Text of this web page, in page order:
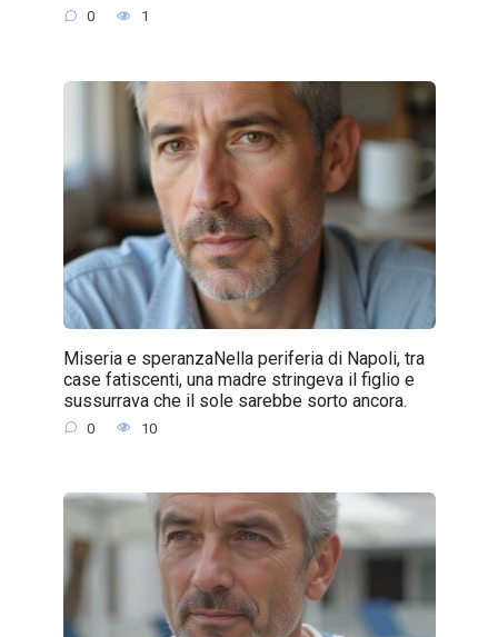
0 1
Miseria e speranzaNella periferia di Napoli, tra
case fatiscenti, una madre stringeva il figlio e
sussurrava che il sole sarebbe sorto ancora.
0 10